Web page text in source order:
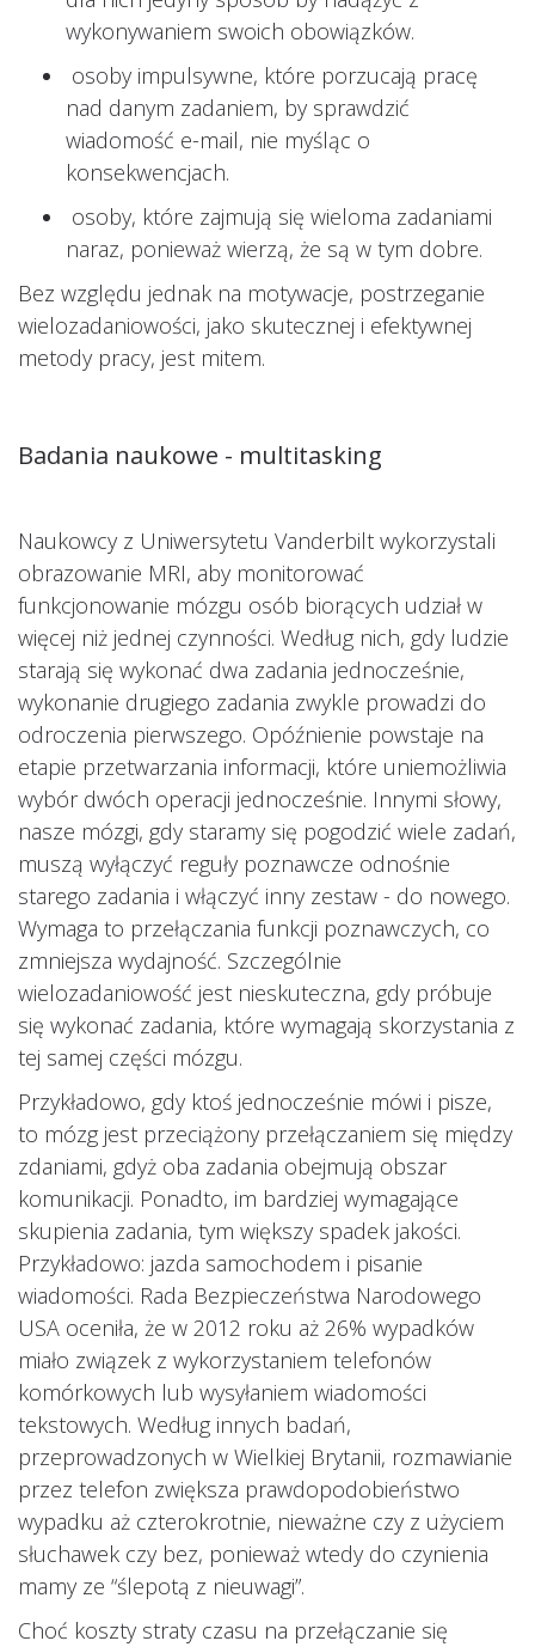
wykonywaniem swoich obowiązków.
osoby impulsywne, które porzucają pracę
nad danym zadaniem, by sprawdzić
wiadomość e-mail, nie myśląc o
konsekwencjach.
osoby, które zajmują się wieloma zadaniami
naraz, ponieważ wierzą, że są w tym dobre.
Bez względu jednak na motywacje, postrzeganie
wielozadaniowości, jako skutecznej i efektywnej
metody pracy, jest mitem.
Badania naukowe - multitasking
Naukowcy z Uniwersytetu Vanderbilt wykorzystali
obrazowanie MRI, aby monitorować
funkcjonowanie mózgu osób biorących udział w
więcej niż jednej czynności. Według nich, gdy ludzie
starają się wykonać dwa zadania jednocześnie,
wykonanie drugiego zadania zwykle prowadzi do
odroczenia pierwszego. Opóźnienie powstaje na
etapie przetwarzania informacji, które uniemożliwia
wybór dwóch operacji jednocześnie. Innymi słowy,
nasze mózgi, gdy staramy się pogodzić wiele zadań,
muszą wyłączyć reguły poznawcze odnośnie
starego zadania i włączyć inny zestaw - do nowego.
Wymaga to przełączania funkcji poznawczych, co
zmniejsza wydajność. Szczególnie
wielozadaniowość jest nieskuteczna, gdy próbuje
się wykonać zadania, które wymagają skorzystania z
tej samej części mózgu.
Przykładowo, gdy ktoś jednocześnie mówi i pisze,
to mózg jest przeciążony przełączaniem się między
zdaniami, gdyż oba zadania obejmują obszar
komunikacji. Ponadto, im bardziej wymagające
skupienia zadania, tym większy spadek jakości.
Przykładowo: jazda samochodem i pisanie
wiadomości. Rada Bezpieczeństwa Narodowego
USA oceniła, że w 2012 roku aż 26% wypadków
miało związek z wykorzystaniem telefonów
komórkowych lub wysyłaniem wiadomości
tekstowych. Według innych badań,
przeprowadzonych w Wielkiej Brytanii, rozmawianie
przez telefon zwiększa prawdopodobieństwo
wypadku aż czterokrotnie, nieważne czy z użyciem
słuchawek czy bez, ponieważ wtedy do czynienia
mamy ze “ślepotą z nieuwagi”.
Choć koszty straty czasu na przełączanie się